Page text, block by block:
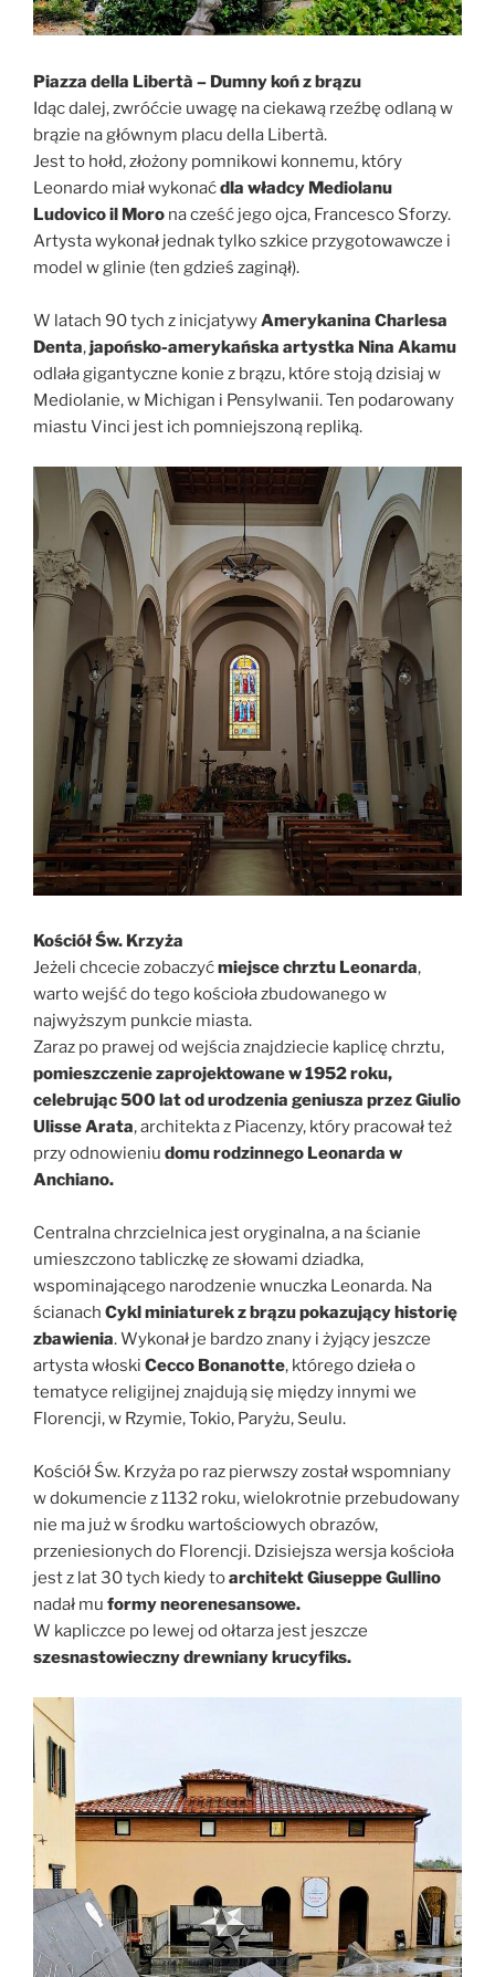
Piazza della Libertà – Dumny koń z brązu
Idąc dalej, zwróćcie uwagę na ciekawą rzeźbę odlaną w
brązie na głównym placu della Libertà.
Jest to hołd, złożony pomnikowi konnemu, który
Leonardo miał wykonaćdla władcy Mediolanu
Ludovico il Moro na cześć jego ojca, Francesco Sforzy.
Artysta wykonał jednak tylko szkice przygotowawcze i
model w glinie (ten gdzieś zaginął).
W latach 90 tych z inicjatywyAmerykanina Charlesa
Denta,japońsko-amerykańska artystka Nina Akamu
odlała gigantyczne konie z brązu, które stoją dzisiaj w
Mediolanie, w Michigan i Pensylwanii. Ten podarowany
miastu Vinci jest ich pomniejszoną repliką.
Kościół Św. Krzyża
Jeżeli chcecie zobaczyćmiejsce chrztu Leonarda,
warto wejść do tego kościoła zbudowanego w
najwyższym punkcie miasta.
Zaraz po prawej od wejścia znajdziecie kaplicę chrztu,
pomieszczenie zaprojektowane w 1952 roku,
celebrując 500 lat od urodzenia geniusza przez Giulio
Ulisse Arata, architekta z Piacenzy, który pracował też
przy odnowieniu domu rodzinnego Leonarda w
Anchiano.
Centralna chrzcielnica jest oryginalna, a na ścianie
umieszczono tabliczkę ze słowami dziadka,
wspominającego narodzenie wnuczka Leonarda. Na
ścianach Cykl miniaturek z brązu pokazujący historię
zbawienia. Wykonał je bardzo znany i żyjący jeszcze
artysta włoski Cecco Bonanotte, którego dzieła o
tematyce religijnej znajdują się między innymi we
Florencji, w Rzymie, Tokio, Paryżu, Seulu.
Kościół Św. Krzyża po raz pierwszy został wspomniany
w dokumencie z 1132 roku, wielokrotnie przebudowany
nie ma już w środku wartościowych obrazów,
przeniesionych do Florencji. Dzisiejsza wersja kościoła
jest z lat 30 tych kiedy toarchitekt Giuseppe Gullino
nadał mu formy neorenesansowe.
W kapliczce po lewej od ołtarza jest jeszcze
szesnastowieczny drewniany krucyfiks.